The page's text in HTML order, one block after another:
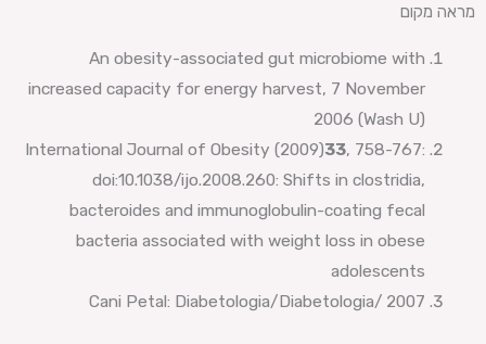
מראה מקום
An obesity-associated gut microbiome with
increased capacity for energy harvest, 7 November
2006 (Wash U)
International Journal of Obesity (2009)33, 758-767:
doi:10.1038/ijo.2008.260: Shifts in clostridia,
bacteroides and immunoglobulin-coating fecal
bacteria associated with weight loss in obese
adolescents
Cani Petal: Diabetologia/Diabetologia/ 2007